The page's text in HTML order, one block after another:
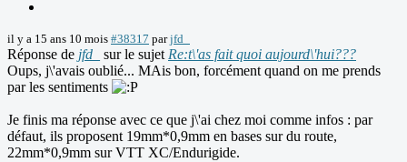
il y a 15 ans 10 mois #38317 parjfd_
Réponse de jfd_ sur le sujet Re:t\'as fait quoi aujourd\'hui???
Oups, j\'avais oublié... MAis bon, forcément quand on me prends
par les sentiments
Je finis ma réponse avec ce que j\'ai chez moi comme infos : par
défaut, ils proposent 19mm*0,9mm en bases sur du route,
22mm*0,9mm sur VTT XC/Endurigide.